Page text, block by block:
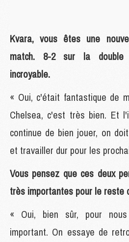
Kvara, vous êtes une
match. 8-2 sur la double
incroyable.
« Oui, c'était fantastique de
Chelsea, c'est très bien. Et
continue de bien jouer, on
et travailler dur pour les
Vous pensez que ces deux
très importantes pour le reste
« Oui, bien sûr, pour
important. On essaye de